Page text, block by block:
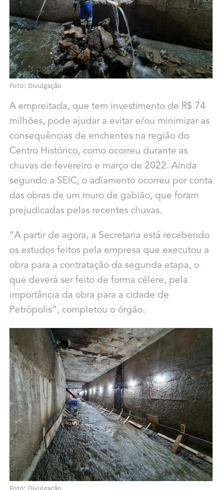
Foto: Divulgação
A empreitada, que tem investimento de R$ 74
milhões, pode ajudar a evitar e/ou minimizar as
consequências de enchentes na região do
Centro Histórico, como ocorreu durante as
chuvas de fevereiro e março de 2022. Ainda
segundo a SEIC, o adiamento ocorreu por conta
das obras de um muro de gabião, que foram
prejudicadas pelas recentes chuvas.
“A partir de agora, a Secretaria está recebendo
os estudos feitos pela empresa que executou a
obra para a contratação da segunda etapa, o
que deverá ser feito de forma célere, pela
importância da obra para a cidade de
Petrópolis”, completou o órgão.
Foto: Divulgação